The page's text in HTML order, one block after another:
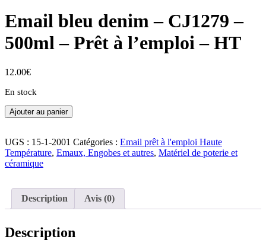
Email bleu denim – CJ1279 –
500ml – Prêt à l’emploi – HT
12.00€
En stock
Ajouter au panier
UGS : 15-1-2001 Catégories : Email prêt à l'emploi Haute
Température, Emaux, Engobes et autres, Matériel de poterie et
céramique
Description Avis (0)
Description